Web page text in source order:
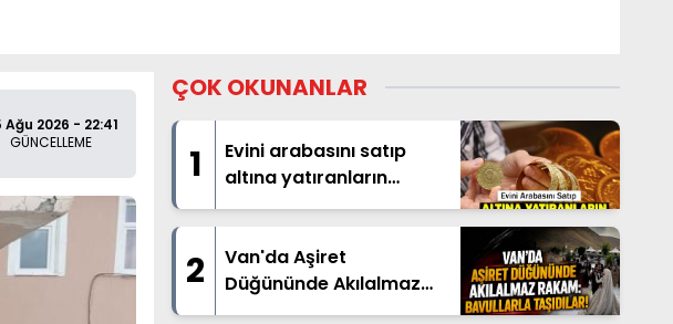
Ağu 2026 - 22:41
GÜNCELLEME
ÇOK OKUNANLAR
1
Evini arabasını satıp
altına yatıranların
beklediği haber geldi
2
Van'da Aşiret
Düğününde Akılalmaz
Rakam: Bavullarla